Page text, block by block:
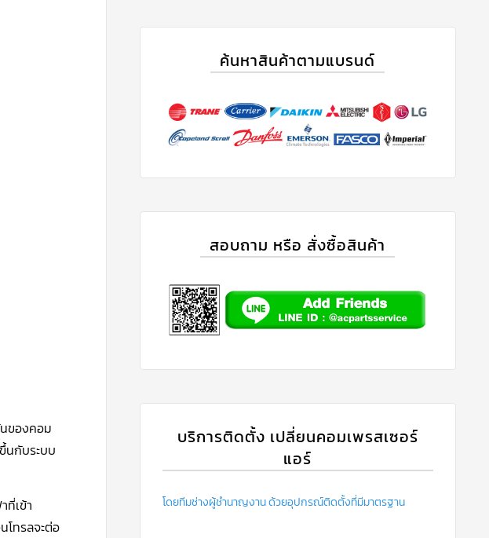
ของคอม
นกับระบบ
ที่เข้า
โทรลจะต่อ
ค้นหาสินค้าตามแบรนด์
สอบถาม หรือ สั่งซื้อสินค้า
บริการติดตั้ง เปลี่ยนคอมเพรสเซอร์
แอร์
โดยทีมช่างผู้ชำนาญงาน ด้วยอุปกรณ์ติดตั้งที่มีมาตรฐาน